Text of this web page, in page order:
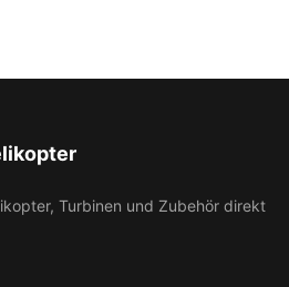
Turbinen und Zubehör direkt